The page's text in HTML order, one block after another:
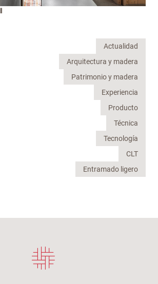
Actualidad
Arquitectura y madera
Patrimonio y madera
Experiencia
Producto
Técnica
Tecnología
CLT
Entramado ligero